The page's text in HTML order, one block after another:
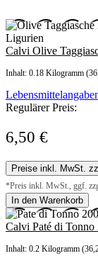
Calvi Olive
Inhalt: 0.18 Kilogramm
Regulärer Preis:
6,50 €
Preise inkl. MwSt.
*Preis inkl. MwSt., ggf.
In den Warenkorb
Calvi Paté di Tonno
Inhalt: 0.2 Kilogramm